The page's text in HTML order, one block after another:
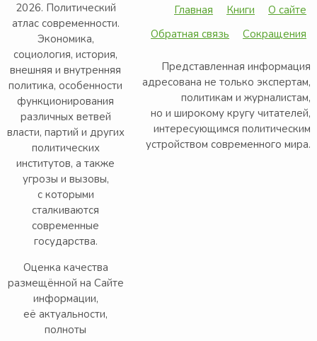
2026. Политический
атлас современности.
Экономика,
социология, история,
внешняя и внутренняя
политика, особенности
функционирования
различных ветвей
власти, партий и других
политических
институтов, а также
угрозы и вызовы,
с которыми
сталкиваются
современные
государства.
Оценка качества
размещённой на Сайте
информации,
её актуальности,
полноты
Главная Книги
О сайте
Обратная связь
Сокращения
Представленная информация
адресована не только экспертам,
политикам и журналистам,
но и широкому кругу читателей,
интересующимся политическим
устройством современного мира.